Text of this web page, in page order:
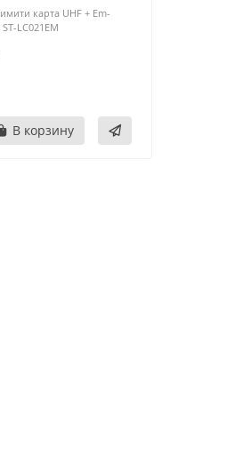
карта UHF + Em-
LC021EM
В корзину